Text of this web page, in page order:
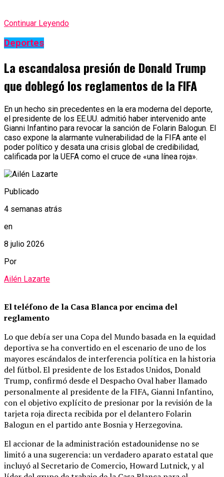
Continuar Leyendo
Deportes
La escandalosa presión de Donald Trump
que doblegó los reglamentos de la FIFA
En un hecho sin precedentes en la era moderna del deporte,
el presidente de los EE.UU. admitió haber intervenido ante
Gianni Infantino para revocar la sanción de Folarin Balogun. El
caso expone la alarmante vulnerabilidad de la FIFA ante el
poder político y desata una crisis global de credibilidad,
calificada por la UEFA como el cruce de «una línea roja».
Publicado
4 semanas atrás
en
8 julio 2026
Por
Ailén Lazarte
El teléfono de la Casa Blanca por encima del
reglamento
Lo que debía ser una Copa del Mundo basada en la equidad
deportiva se ha convertido en el escenario de uno de los
mayores escándalos de interferencia política en la historia
del fútbol. El presidente de los Estados Unidos, Donald
Trump, confirmó desde el Despacho Oval haber llamado
personalmente al presidente de la FIFA, Gianni Infantino,
con el objetivo explícito de presionar por la revisión de la
tarjeta roja directa recibida por el delantero Folarin
Balogun en el partido ante Bosnia y Herzegovina.
El accionar de la administración estadounidense no se
limitó a una sugerencia: un verdadero aparato estatal que
incluyó al Secretario de Comercio, Howard Lutnick, y al